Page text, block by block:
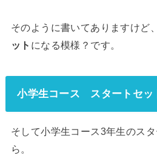
そのように書いてありますけど
ット になる模様？です。
小学生コース スタートセッ
そして小学生コース3年生のス
ら。